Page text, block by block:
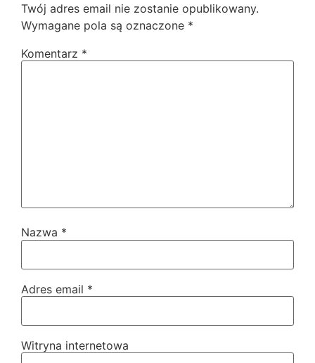
Twój adres email nie zostanie opublikowany.
Wymagane pola są oznaczone *
Komentarz *
Nazwa *
Adres email *
Witryna internetowa